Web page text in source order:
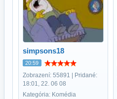
simpsons18
20:59
Zobrazení: 55891 | Pridané:
18:01, 22. 06 08
Kategória: Komédia